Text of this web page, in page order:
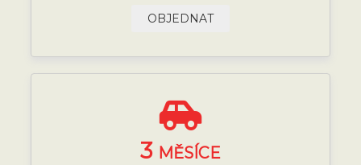
OBJEDNAT
3 MĚSÍCE